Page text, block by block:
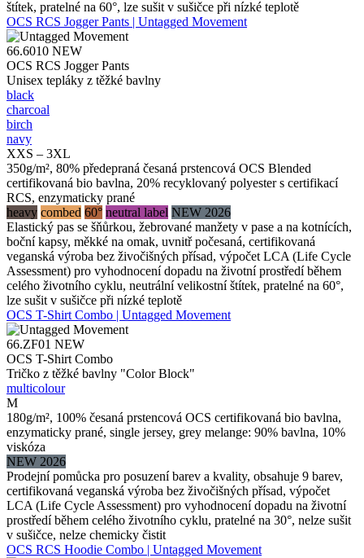
štítek, pratelné na 60°, lze sušit v sušičce při nízké teplotě
OCS RCS Jogger Pants | Untagged Movement
66.6010 NEW
OCS RCS Jogger Pants
Unisex tepláky z těžké bavlny
black
charcoal
birch
navy
XXS – 3XL
350g/m², 80% předepraná česaná prstencová OCS Blended
certifikovaná bio bavlna, 20% recyklovaný polyester s certifikací
RCS, enzymaticky prané
heavy combed 60° neutral label NEW 2026
Elastický pas se šňůrkou, žebrované manžety v pase a na kotnících,
boční kapsy, měkké na omak, uvnitř počesaná, certifikovaná
veganská výroba bez živočišných přísad, výpočet LCA (Life Cycle
Assessment) pro vyhodnocení dopadu na životní prostředí během
celého životního cyklu, neutrální velikostní štítek, pratelné na 60°,
lze sušit v sušičce při nízké teplotě
OCS T-Shirt Combo | Untagged Movement
66.ZF01 NEW
OCS T-Shirt Combo
Tričko z těžké bavlny "Color Block"
multicolour
M
180g/m², 100% česaná prstencová OCS certifikovaná bio bavlna,
enzymaticky prané, single jersey, grey melange: 90% bavlna, 10%
viskóza
NEW 2026
Prodejní pomůcka pro posuzení barev a kvality, obsahuje 9 barev,
certifikovaná veganská výroba bez živočišných přísad, výpočet
LCA (Life Cycle Assessment) pro vyhodnocení dopadu na životní
prostředí během celého životního cyklu, pratelné na 30°, nelze sušit
v sušičce, nelze chemicky čistit
OCS RCS Hoodie Combo | Untagged Movement